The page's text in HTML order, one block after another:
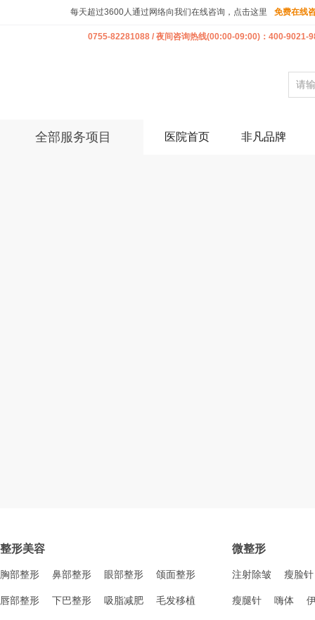
每天超过3600人通过网络向我们在线咨询，点击这里 免费在线
0755-82281088 / 夜间咨询热线(00:00-09:00)：400-9021-
全部服务项目 医院首页 非凡品牌
整形美容
胸部整形 鼻部整形 眼部整形 颌面整形
唇部整形 下巴整形 吸脂减肥 毛发移植
微整形
注射除皱 瘦脸针
瘦腿针 嗨体